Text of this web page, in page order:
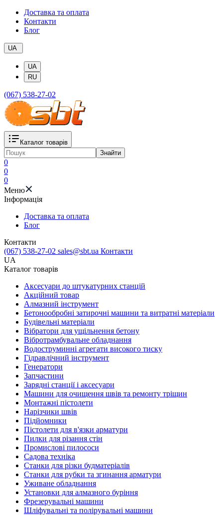
Доставка та оплата
Контакти
Блог
UA
UA
RU
(067) 538-27-02
Каталог товарів
Знайти
0
0
0
Меню
Iнформація
Доставка та оплата
Блог
Контакти
(067) 538-27-02 sales@sbt.ua Контакти
UA
Каталог товарів
Аксесуари до штукатурних станцій
Акційний товар
Алмазний інструмент
Бетонообробні затирочні машини та витратні матеріали
Будівельні матеріали
Вібратори для ущільнення бетону
Вібротрамбувальне обладнання
Водоструминні агрегати високого тиску
Гідравлічний інструмент
Генератори
Запчастини
Зарядні станції і аксесуари
Машини для очищення швів та ремонту тріщин
Монтажні пістолети
Нарізчики швів
Підйомники
Пістолети для в'язки арматури
Пилки для різання стін
Промислові пилососи
Садова техніка
Станки для різки будматеріалів
Станки для рубки та згинання арматури
Уживане обладнання
Установки для алмазного буріння
Фрезерувальні машини
Шліфувальні та полірувальні машини